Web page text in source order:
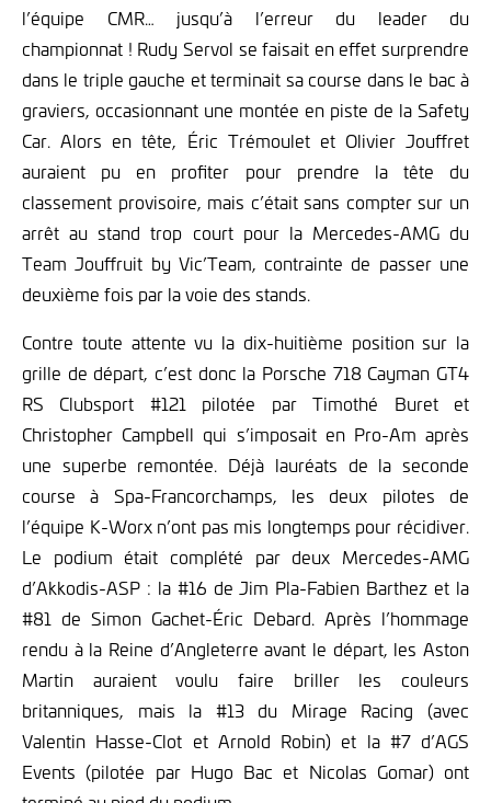
l’équipe CMR… jusqu’à l’erreur du leader du
championnat ! Rudy Servol se faisait en effet surprendre
dans le triple gauche et terminait sa course dans le bac à
graviers, occasionnant une montée en piste de la Safety
Car. Alors en tête, Éric Trémoulet et Olivier Jouffret
auraient pu en profiter pour prendre la tête du
classement provisoire, mais c’était sans compter sur un
arrêt au stand trop court pour la Mercedes-AMG du
Team Jouffruit by Vic’Team, contrainte de passer une
deuxième fois par la voie des stands.
Contre toute attente vu la dix-huitième position sur la
grille de départ, c’est donc la Porsche 718 Cayman GT4
RS Clubsport #121 pilotée par Timothé Buret et
Christopher Campbell qui s’imposait en Pro-Am après
une superbe remontée. Déjà lauréats de la seconde
course à Spa-Francorchamps, les deux pilotes de
l’équipe K-Worx n’ont pas mis longtemps pour récidiver.
Le podium était complété par deux Mercedes-AMG
d’Akkodis-ASP : la #16 de Jim Pla-Fabien Barthez et la
#81 de Simon Gachet-Éric Debard. Après l’hommage
rendu à la Reine d’Angleterre avant le départ, les Aston
Martin auraient voulu faire briller les couleurs
britanniques, mais la #13 du Mirage Racing (avec
Valentin Hasse-Clot et Arnold Robin) et la #7 d’AGS
Events (pilotée par Hugo Bac et Nicolas Gomar) ont